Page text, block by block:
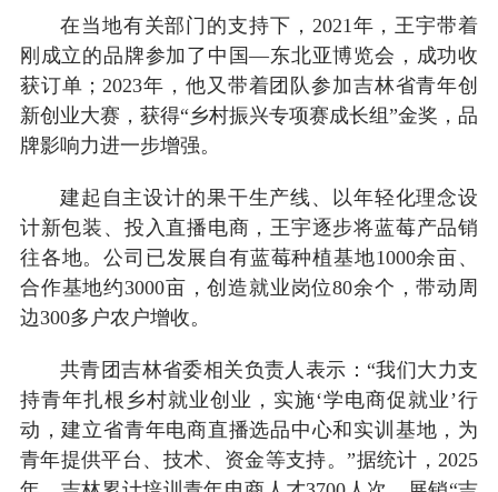
在当地有关部门的支持下，2021年，王宇带着
刚成立的品牌参加了中国—东北亚博览会，成功收
获订单；2023年，他又带着团队参加吉林省青年创
新创业大赛，获得“乡村振兴专项赛成长组”金奖，品
牌影响力进一步增强。
建起自主设计的果干生产线、以年轻化理念设
计新包装、投入直播电商，王宇逐步将蓝莓产品销
往各地。公司已发展自有蓝莓种植基地1000余亩、
合作基地约3000亩，创造就业岗位80余个，带动周
边300多户农户增收。
共青团吉林省委相关负责人表示：“我们大力支
持青年扎根乡村就业创业，实施‘学电商促就业’行
动，建立省青年电商直播选品中心和实训基地，为
青年提供平台、技术、资金等支持。”据统计，2025